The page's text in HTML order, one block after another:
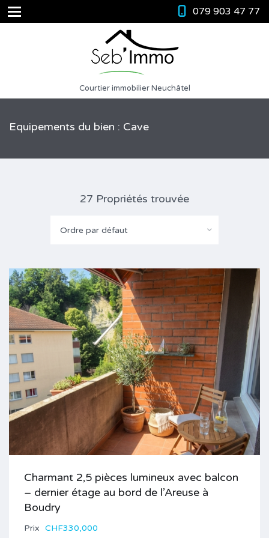
079 903 47 77
Courtier immobilier Neuchâtel
Equipements du bien : Cave
27 Propriétés trouvée
Ordre par défaut
Charmant 2,5 pièces lumineux avec balcon
– dernier étage au bord de l’Areuse à
Boudry
Prix CHF330,000